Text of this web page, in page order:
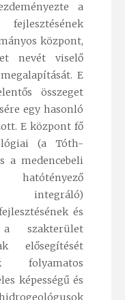
a
központ,
nevét viselő
E
összeget
egy hasonló
E központ fő
(a Tóth-
a medencebeli
és
szakterület
elősegítését
folyamatos
képességű és